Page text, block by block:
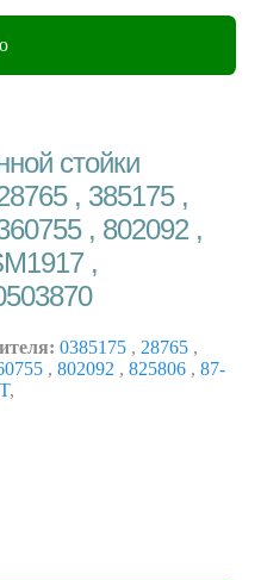
стойки
, 385175 ,
, 802092 ,
,
0385175 , 28765 ,
, 802092 , 825806 , 87-
,